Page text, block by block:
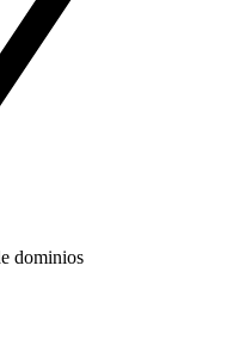
dominios